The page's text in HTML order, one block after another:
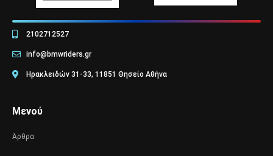
2102712527
info@bmwriders.gr
Ηρακλειδών 31-33, 11851 Θησείο Αθήνα
Μενού
Άρθρα